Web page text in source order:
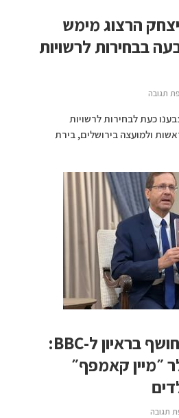
הרצוג מימש
בבחירות לרשויות
תגובה
כעת לבחירות לרשויות
ולמועצה בירושלים, בירת
נשיא המדינה חושף בראיון ל-BBC:
״מיין קאמפף״
תגובה